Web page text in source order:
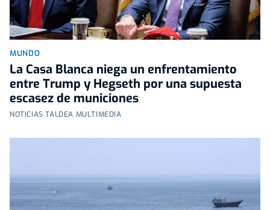
MUNDO
La Casa Blanca niega un enfrentamiento
entre Trump y Hegseth por una supuesta
escasez de municiones
NOTICIAS TALDEA MULTIMEDIA